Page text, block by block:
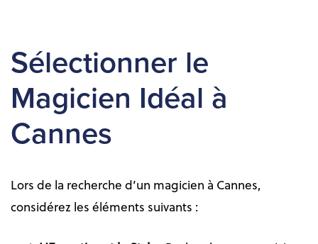
Sélectionner le
Magicien Idéal à
Cannes
Lors de la recherche d’un magicien à Cannes,
considérez les éléments suivants :